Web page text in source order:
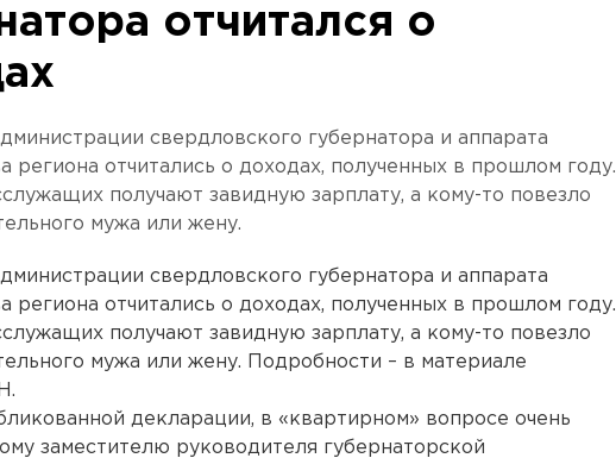
отчитался о
свердловского губернатора и аппарата
региона отчитались о доходах, полученных в прошлом году.
получают завидную зарплату, а кому-то повезло
мужа или жену.
свердловского губернатора и аппарата
региона отчитались о доходах, полученных в прошлом году.
получают завидную зарплату, а кому-то повезло
мужа или жену. Подробности – в материале
декларации, в «квартирном» вопросе очень
заместителю руководителя губернаторской